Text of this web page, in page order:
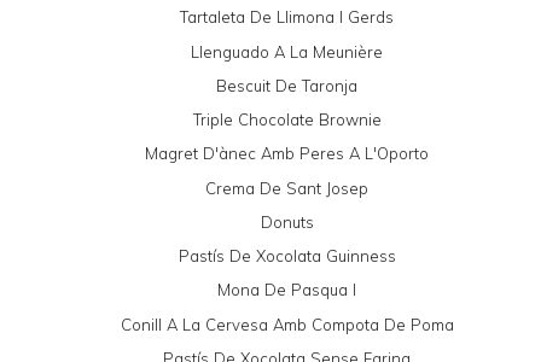
Tartaleta De Llimona I Gerds
Llenguado A La Meunière
Bescuit De Taronja
Triple Chocolate Brownie
Magret D'ànec Amb Peres A L'Oporto
Crema De Sant Josep
Donuts
Pastís De Xocolata Guinness
Mona De Pasqua I
Conill A La Cervesa Amb Compota De Poma